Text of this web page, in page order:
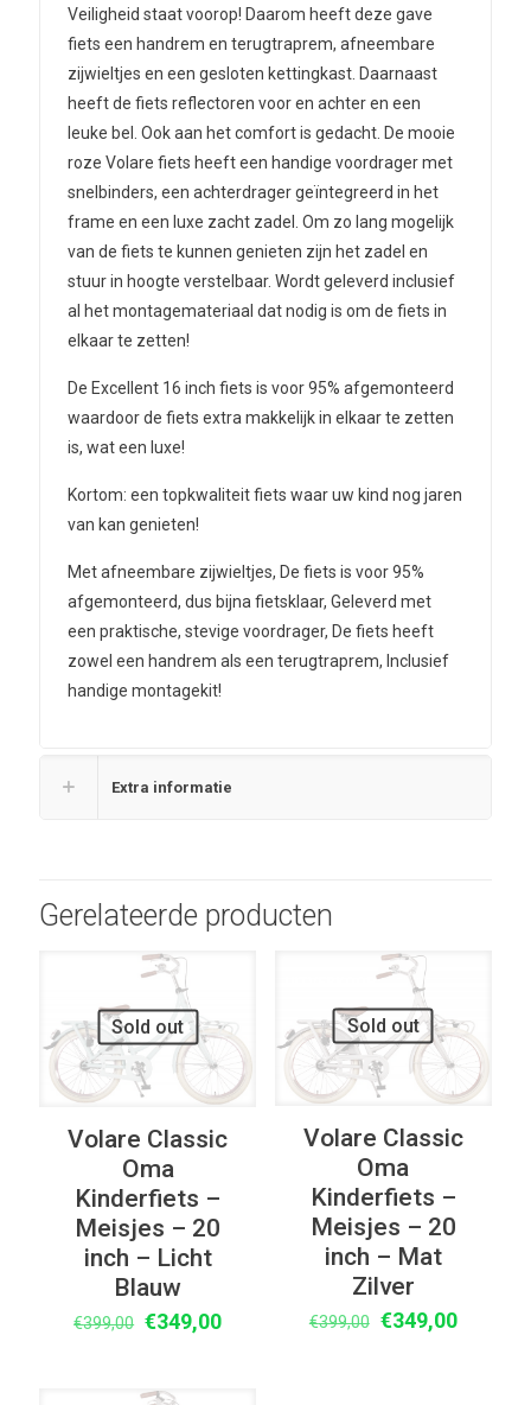
Veiligheid staat voorop! Daarom heeft deze gave
fiets een handrem en terugtraprem, afneembare
zijwieltjes en een gesloten kettingkast. Daarnaast
heeft de fiets reflectoren voor en achter en een
leuke bel. Ook aan het comfort is gedacht. De mooie
roze Volare fiets heeft een handige voordrager met
snelbinders, een achterdrager geïntegreerd in het
frame en een luxe zacht zadel. Om zo lang mogelijk
van de fiets te kunnen genieten zijn het zadel en
stuur in hoogte verstelbaar. Wordt geleverd inclusief
al het montagemateriaal dat nodig is om de fiets in
elkaar te zetten!
De Excellent 16 inch fiets is voor 95% afgemonteerd
waardoor de fiets extra makkelijk in elkaar te zetten
is, wat een luxe!
Kortom: een topkwaliteit fiets waar uw kind nog jaren
van kan genieten!
Met afneembare zijwieltjes, De fiets is voor 95%
afgemonteerd, dus bijna fietsklaar, Geleverd met
een praktische, stevige voordrager, De fiets heeft
zowel een handrem als een terugtraprem, Inclusief
handige montagekit!
Extra informatie
Gerelateerde producten
Sold out
Volare Classic
Oma
Kinderfiets –
Meisjes – 20
inch – Licht
Blauw
€399,00 Oorspronkelijke
€349,00Huidige
Sold out
Volare Classic
Oma
Kinderfiets –
Meisjes – 20
inch – Mat
Zilver
€399,00 Oorspronkelijke
€349,00Huidige